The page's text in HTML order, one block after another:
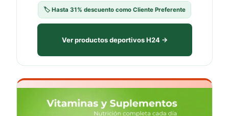
🏷️ Hasta 31% descuento como Cliente Preferente
Ver productos deportivos H24 →